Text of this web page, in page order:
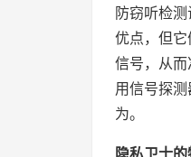
防窃听检
优点，但
信号，从
用信号探
为。
隐私卫士